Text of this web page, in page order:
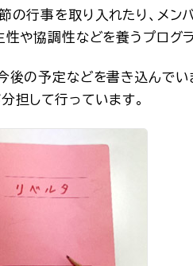
の行事を取り入れたり、メン
や協調性などを養うプログ
後の予定などを書き込んでい
担して行っています。